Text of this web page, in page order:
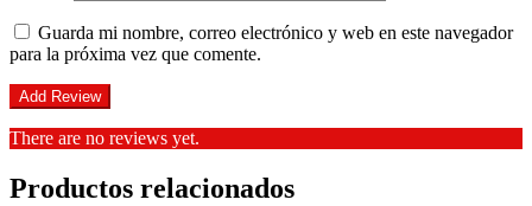
Guarda mi nombre, correo electrónico y web en este navegador
para la próxima vez que comente.
There are no reviews yet.
Productos relacionados